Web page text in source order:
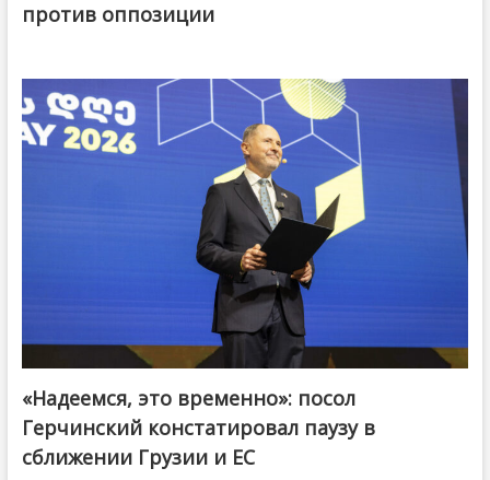
против оппозиции
«Надеемся, это временно»: посол
Герчинский констатировал паузу в
сближении Грузии и ЕС